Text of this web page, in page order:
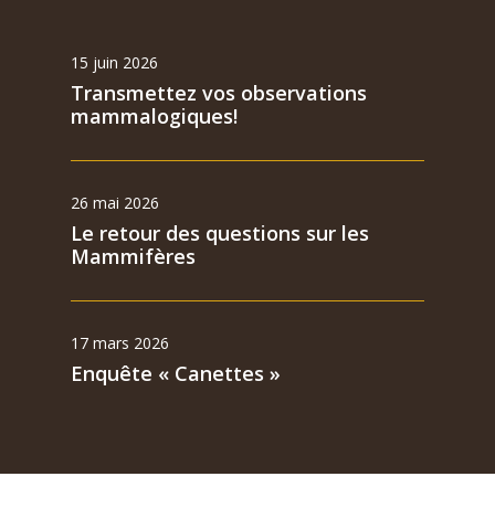
15 juin 2026
Transmettez vos observations
mammalogiques!
26 mai 2026
Le retour des questions sur les
Mammifères
17 mars 2026
Enquête « Canettes »